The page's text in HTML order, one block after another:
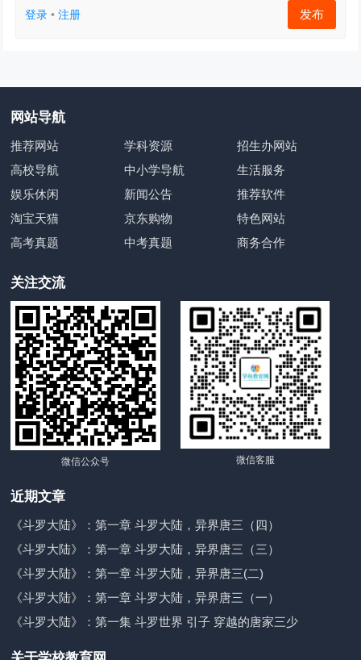
登录 •注册 发布
网站导航
推荐网站 学科资源
招生办网站
高校导航
中小学导航
生活服务
娱乐休闲
新闻公告
推荐软件
淘宝天猫
京东购物
特色网站
高考真题
中考真题 商务合作
关注交流
微信公众号 微信客服
近期文章
《斗罗大陆》：第一章 斗罗大陆，异界唐三（四）
《斗罗大陆》：第一章 斗罗大陆，异界唐三（三）
《斗罗大陆》：第一章 斗罗大陆，异界唐三(二)
《斗罗大陆》：第一章 斗罗大陆，异界唐三（一）
《斗罗大陆》：第一集 斗罗世界 引子 穿越的唐家三少